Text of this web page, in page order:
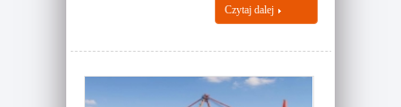
Czytaj dalej